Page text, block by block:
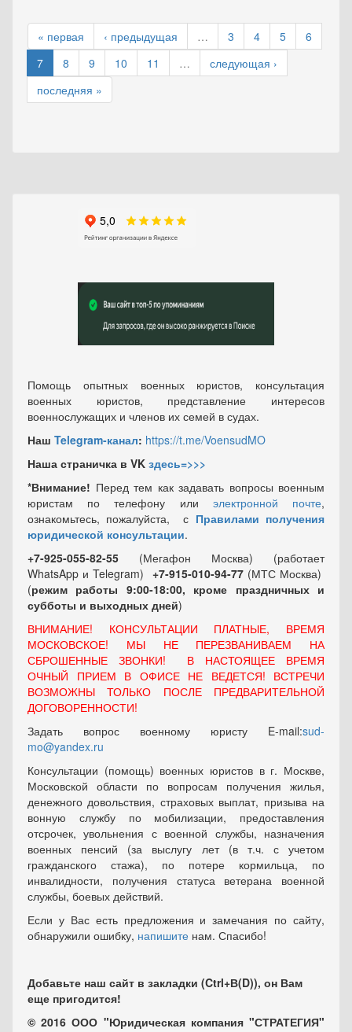
« первая ‹ предыдущая … 3 4 5
6
7
8 9 10 11 …
следующая ›
последняя »
Помощь опытных военных юристов, консультация
военных юристов, представление интересов
военнослужащих и членов их семей в судах.
Наш Telegram-канал: https://t.me/VoensudMO
Наша страничка в VK здесь=>>>
*Внимание! Перед тем как задавать вопросы военным
юристам по телефону или электронной почте,
ознакомьтесь, пожалуйста, с Правилами получения
юридической консультации.
+7-925-055-82-55 (Мегафон Москва) (работает
WhatsApp и Telegram) +7-915-010-94-77 (МТС Москва)
(режим работы 9:00-18:00, кроме праздничных и
субботы и выходных дней)
ВНИМАНИЕ! КОНСУЛЬТАЦИИ ПЛАТНЫЕ, ВРЕМЯ
МОСКОВСКОЕ! МЫ НЕ ПЕРЕЗВАНИВАЕМ НА
СБРОШЕННЫЕ ЗВОНКИ! В НАСТОЯЩЕЕ ВРЕМЯ
ОЧНЫЙ ПРИЕМ В ОФИСЕ НЕ ВЕДЕТСЯ! ВСТРЕЧИ
ВОЗМОЖНЫ ТОЛЬКО ПОСЛЕ ПРЕДВАРИТЕЛЬНОЙ
ДОГОВОРЕННОСТИ!
Задать вопрос военному юристу E-mail:sud-
mo@yandex.ru
Консультации (помощь) военных юристов в г. Москве,
Московской области по вопросам получения жилья,
денежного довольствия, страховых выплат, призыва на
вонную службу по мобилизации, предоставления
отсрочек, увольнения с военной службы, назначения
военных пенсий (за выслугу лет (в т.ч. с учетом
гражданского стажа), по потере кормильца, по
инвалидности, получения статуса ветерана военной
службы, боевых действий.
Если у Вас есть предложения и замечания по сайту,
обнаружили ошибку, напишите нам. Спасибо!
Добавьте наш сайт в закладки (Ctrl+В(D)), он Вам
еще пригодится!
© 2016 ООО "Юридическая компания "СТРАТЕГИЯ"